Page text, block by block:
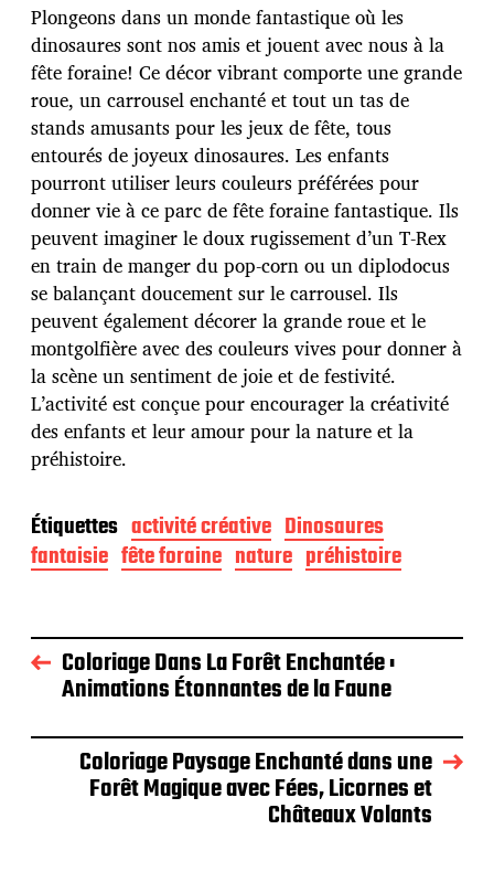
e
p
u
b
l
i
c
a
t
i
o
n
Plongeons dans un monde fantastique où les
dinosaures sont nos amis et jouent avec nous à la
fête foraine! Ce décor vibrant comporte une grande
roue, un carrousel enchanté et tout un tas de
stands amusants pour les jeux de fête, tous
entourés de joyeux dinosaures. Les enfants
pourront utiliser leurs couleurs préférées pour
donner vie à ce parc de fête foraine fantastique. Ils
peuvent imaginer le doux rugissement d’un T-Rex
en train de manger du pop-corn ou un diplodocus
se balançant doucement sur le carrousel. Ils
peuvent également décorer la grande roue et le
montgolfière avec des couleurs vives pour donner à
la scène un sentiment de joie et de festivité.
L’activité est conçue pour encourager la créativité
des enfants et leur amour pour la nature et la
préhistoire.
Étiquettes activité créative Dinosaures
fantaisie fête foraine nature préhistoire
Coloriage Dans La Forêt Enchantée :
Animations Étonnantes de la Faune
Coloriage Paysage Enchanté dans une
Forêt Magique avec Fées, Licornes et
Châteaux Volants